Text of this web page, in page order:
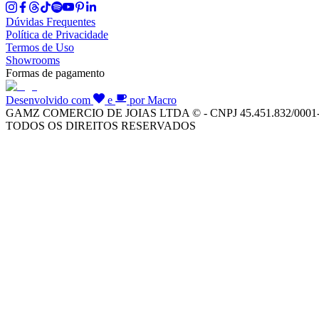
Dúvidas Frequentes
Política de Privacidade
Termos de Uso
Showrooms
Formas de pagamento
Desenvolvido com e
por Macro
GAMZ COMERCIO DE JOIAS LTDA © - CNPJ 45.451.832/
TODOS OS DIREITOS RESERVADOS